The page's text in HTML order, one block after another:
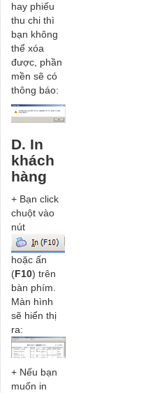
hay phiếu
thu chi thì
bạn không
thể xóa
được, phần
mền sẽ có
thông báo:
D. In
khách
hàng
+ Bạn click
chuột vào
nút
hoặc ấn
(F10) trên
bàn phím.
Màn hình
sẽ hiển thị
ra:
+ Nếu bạn
muốn in